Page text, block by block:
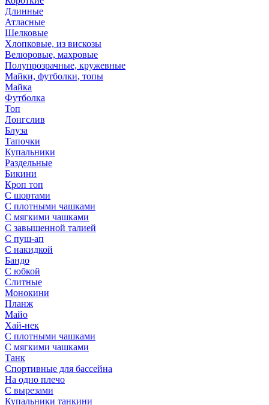
Длинные
Атласные
Шелковые
Хлопковые, из вискозы
Велюровые, махровые
Полупрозрачные, кружевные
Майки, футболки, топы
Майка
Футболка
Топ
Лонгслив
Блуза
Тапочки
Купальники
Раздельные
Бикини
Кроп топ
С шортами
С плотными чашками
С мягкими чашками
С завышенной талией
С пуш-ап
С накидкой
Бандо
С юбкой
Слитные
Монокини
Планж
Майо
Хай-нек
С плотными чашками
С мягкими чашками
Танк
Спортивные для бассейна
На одно плечо
С вырезами
Купальники танкини